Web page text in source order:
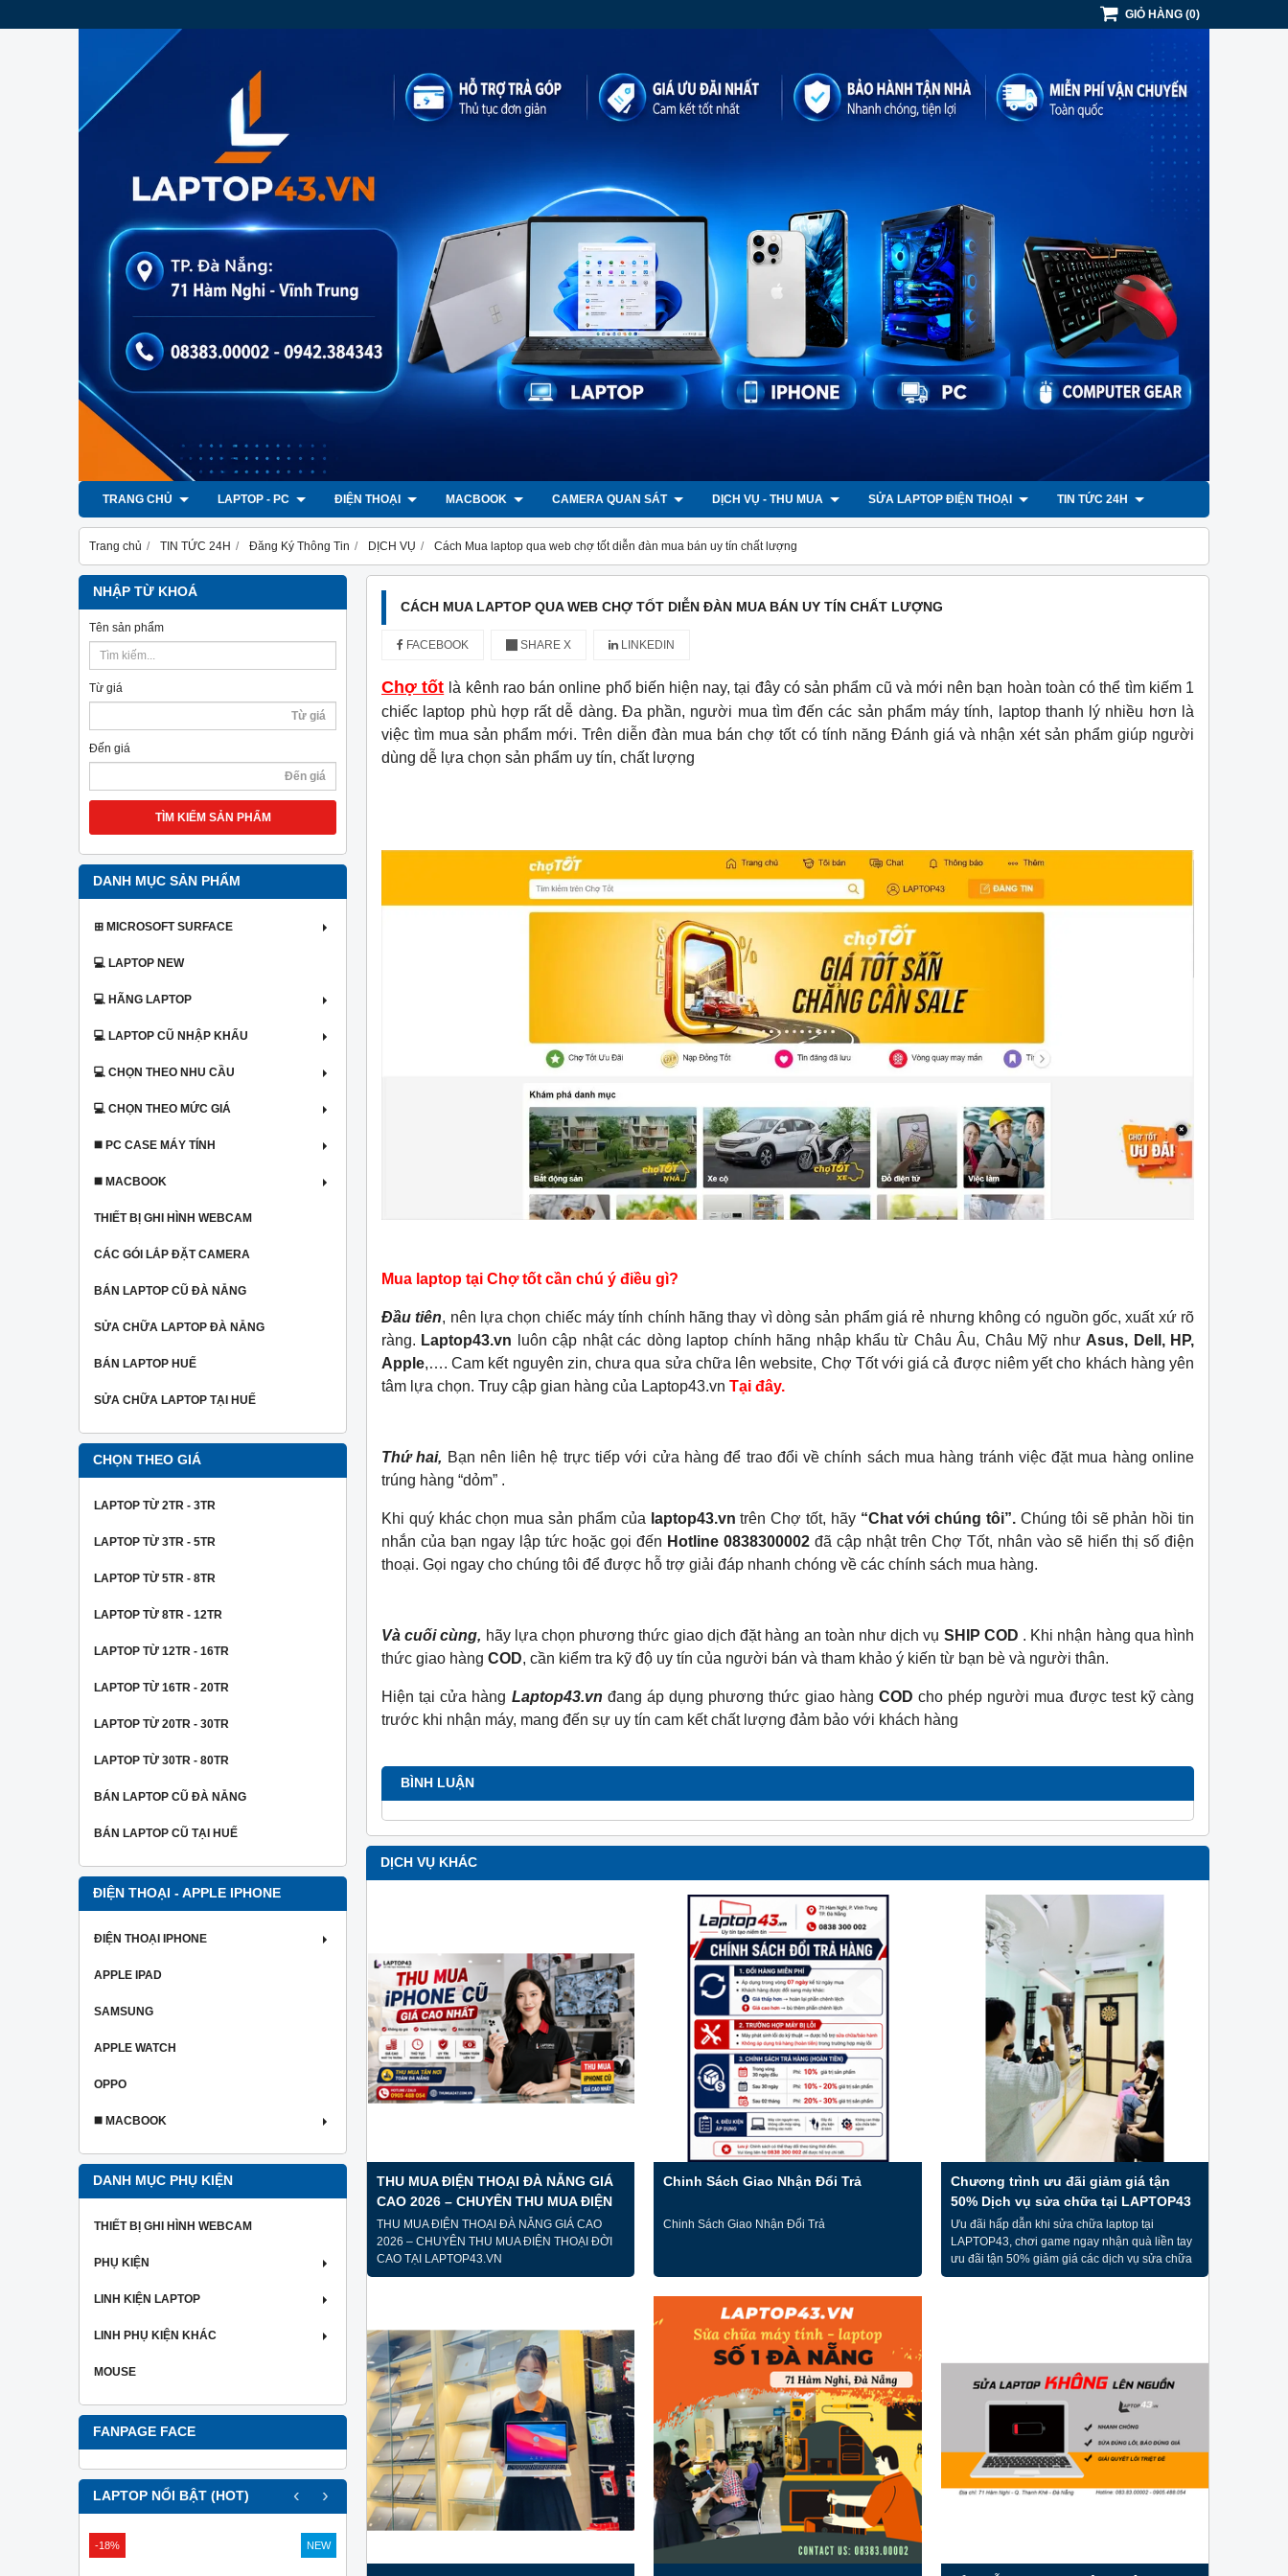
GIỎ HÀNG (0)
TRANG CHỦ LAPTOP - PC ĐIỆN THOẠI MACBOOK CAMERA QUAN SÁT DỊCH VỤ - THU MUA SỬA LAPTOP ĐIỆN THOẠI TIN TỨC 24H
Trang chủ TIN TỨC 24H Đăng Ký Thông Tin DỊCH VỤ Cách Mua laptop qua web chợ tốt diễn đàn mua bán uy tín chất lượng
NHẬP TỪ KHOÁ
Tên sản phẩm
Từ giá
Đến giá
TÌM KIẾM SẢN PHẨM
DANH MỤC SẢN PHẨM
⊞ MICROSOFT SURFACE
💻 LAPTOP NEW
💻 HÃNG LAPTOP
💻 LAPTOP CŨ NHẬP KHẨU
💻 CHỌN THEO NHU CẦU
💻 CHỌN THEO MỨC GIÁ
◼️ PC CASE MÁY TÍNH
◼️ MACBOOK
THIẾT BỊ GHI HÌNH WEBCAM
CÁC GÓI LẮP ĐẶT CAMERA
BÁN LAPTOP CŨ ĐÀ NẴNG
SỬA CHỮA LAPTOP ĐÀ NẴNG
BÁN LAPTOP HUẾ
SỬA CHỮA LAPTOP TẠI HUẾ
CHỌN THEO GIÁ
LAPTOP TỪ 2TR - 3TR
LAPTOP TỪ 3TR - 5TR
LAPTOP TỪ 5TR - 8TR
LAPTOP TỪ 8TR - 12TR
LAPTOP TỪ 12TR - 16TR
LAPTOP TỪ 16TR - 20TR
LAPTOP TỪ 20TR - 30TR
LAPTOP TỪ 30TR - 80TR
BÁN LAPTOP CŨ ĐÀ NẴNG
BÁN LAPTOP CŨ TẠI HUẾ
ĐIỆN THOẠI - APPLE IPHONE
ĐIỆN THOẠI IPHONE
APPLE IPAD
SAMSUNG
APPLE WATCH
OPPO
◼️ MACBOOK
DANH MỤC PHỤ KIỆN
THIẾT BỊ GHI HÌNH WEBCAM
PHỤ KIỆN
LINH KIỆN LAPTOP
LINH PHỤ KIỆN KHÁC
MOUSE
FANPAGE FACE
LAPTOP NỔI BẬT (HOT)
-18% NEW NEW
‹ ›
CÁCH MUA LAPTOP QUA WEB CHỢ TỐT DIỄN ĐÀN MUA BÁN UY TÍN CHẤT LƯỢNG
FACEBOOK SHARE X LINKEDIN
Chợ tốt là kênh rao bán online phổ biến hiện nay, tại đây có sản phẩm cũ và mới nên bạn hoàn toàn có thể tìm kiếm 1
chiếc laptop phù hợp rất dễ dàng. Đa phần, người mua tìm đến các sản phẩm máy tính, laptop thanh lý nhiều hơn là
việc tìm mua sản phẩm mới. Trên diễn đàn mua bán chợ tốt có tính năng Đánh giá và nhận xét sản phẩm giúp người
dùng dễ lựa chọn sản phẩm uy tín, chất lượng
Mua laptop tại Chợ tốt cần chú ý điều gì?
Đầu tiên, nên lựa chọn chiếc máy tính chính hãng thay vì dòng sản phẩm giá rẻ nhưng không có nguồn gốc, xuất xứ rõ
ràng. Laptop43.vn luôn cập nhật các dòng laptop chính hãng nhập khẩu từ Châu Âu, Châu Mỹ như Asus, Dell, HP,
Apple,…. Cam kết nguyên zin, chưa qua sửa chữa lên website, Chợ Tốt với giá cả được niêm yết cho khách hàng yên
tâm lựa chọn. Truy cập gian hàng của Laptop43.vn Tại đây.
Thứ hai, Bạn nên liên hệ trực tiếp với cửa hàng để trao đổi về chính sách mua hàng tránh việc đặt mua hàng online
trúng hàng “dỏm” .
Khi quý khác chọn mua sản phẩm của laptop43.vntrên Chợ tốt, hãy “Chat với chúng tôi”. Chúng tôi sẽ phản hồi tin
nhắn của bạn ngay lập tức hoặc gọi đến Hotline 0838300002 đã cập nhật trên Chợ Tốt, nhân vào sẽ hiển thị số điện
thoại. Gọi ngay cho chúng tôi để được hỗ trợ giải đáp nhanh chóng về các chính sách mua hàng.
Và cuối cùng, hãy lựa chọn phương thức giao dịch đặt hàng an toàn như dịch vụ SHIP COD . Khi nhận hàng qua hình
thức giao hàng COD, cần kiểm tra kỹ độ uy tín của người bán và tham khảo ý kiến từ bạn bè và người thân.
Hiện tại cửa hàng Laptop43.vn đang áp dụng phương thức giao hàng COD cho phép người mua được test kỹ càng
trước khi nhận máy, mang đến sự uy tín cam kết chất lượng đảm bảo với khách hàng
BÌNH LUẬN
DỊCH VỤ KHÁC
THU MUA ĐIỆN THOẠI ĐÀ NẴNG GIÁ
CAO 2026 – CHUYÊN THU MUA ĐIỆN
THOẠI ĐỜI CAO TẠI LAPTOP43.VN
THU MUA ĐIỆN THOẠI ĐÀ NẴNG GIÁ CAO
2026 – CHUYÊN THU MUA ĐIỆN THOẠI ĐỜI
CAO TẠI LAPTOP43.VN
Chinh Sách Giao Nhận Đổi Trả
Chinh Sách Giao Nhận Đổi Trả
Chương trình ưu đãi giảm giá tận
50% Dịch vụ sửa chữa tại LAPTOP43
Ưu đãi hấp dẫn khi sửa chữa laptop tại
LAPTOP43, chơi game ngay nhận quà liền tay
ưu đãi tận 50% giảm giá các dịch vụ sửa chữa
laptop.